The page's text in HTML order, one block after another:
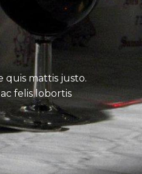
quis mattis justo.
felis lobortis